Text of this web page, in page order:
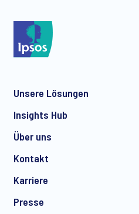
*
Unsere Lösungen
Insights Hub
Über uns
Kontakt
Karriere
Presse